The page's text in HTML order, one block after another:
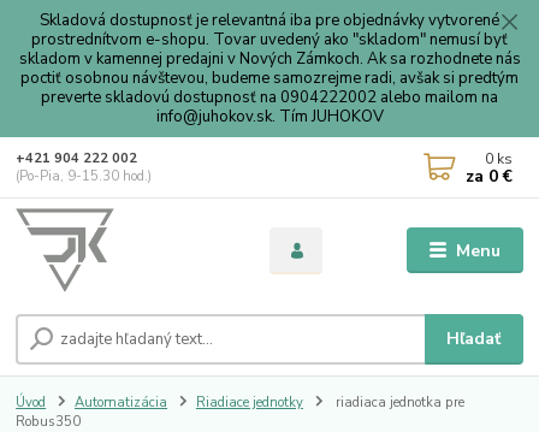
Skladová dostupnosť je relevantná iba pre objednávky vytvorené
prostrednítvom e-shopu. Tovar uvedený ako "skladom" nemusí byť
skladom v kamennej predajni v Nových Zámkoch. Ak sa rozhodnete nás
poctiť osobnou návštevou, budeme samozrejme radi, avšak si predtým
preverte skladovú dostupnosť na 0904222002 alebo mailom na
info@juhokov.sk. Tím JUHOKOV
Menu
Hľadať
+421 904 222 002
(Po-Pia, 9-15.30 hod.)
0 ks
za 0 €
Úvod Automatizácia Riadiace jednotky
riadiaca jednotka pre
Robus350